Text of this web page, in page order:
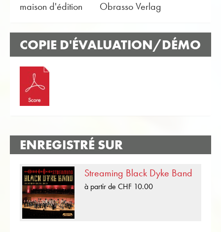
maison d'édition
Obrasso Verlag
COPIE D'ÉVALUATION/DÉMO
ENREGISTRÉ SUR
Streaming Black Dyke Band
à partir de CHF 10.00